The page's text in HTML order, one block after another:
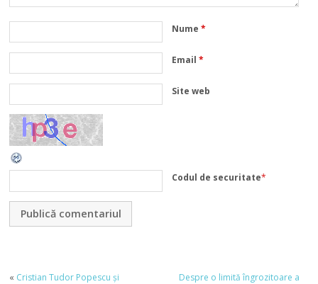
Nume*
Email*
Site web
Codul de securitate*
« Cristian Tudor Popescu și
Despre o limită îngrozitoare a